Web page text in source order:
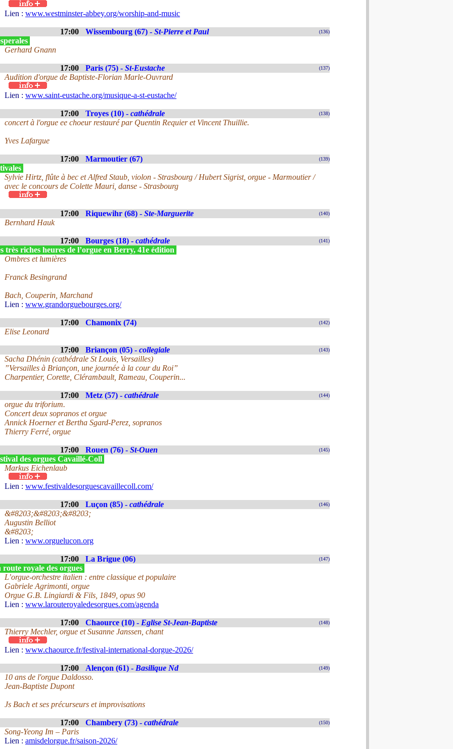
Lien : www.westminster-abbey.org/worship-and-music
17:00 Wissembourg (67) - St-Pierre et Paul (136)
Gerhard Gnann
17:00 Paris (75) - St-Eustache (137)
Audition d'orgue de Baptiste-Florian Marle-Ouvrard
Lien : www.saint-eustache.org/musique-a-st-eustache/
17:00 Troyes (10) - cathédrale (138)
concert à l'orgue ee choeur restauré par Quentin Requier et Vincent Thuillie.
Yves Lafargue
17:00 Marmoutier (67) (139)
Sylvie Hirtz, flûte à bec et Alfred Staub, violon - Strasbourg / Hubert Sigrist, orgue - Marmoutier /
avec le concours de Colette Mauri, danse - Strasbourg
17:00 Riquewihr (68) - Ste-Marguerite (140)
Bernhard Hauk
17:00 Bourges (18) - cathédrale (141)
très riches heures de l’orgue en Berry, 41e édition
Ombres et lumières
Franck Besingrand
Bach, Couperin, Marchand
Lien : www.grandorguebourges.org/
17:00 Chamonix (74) (142)
Elise Leonard
17:00 Briançon (05) - collegiale (143)
Sacha Dhénin (cathédrale St Louis, Versailles)
”Versailles à Briançon, une journée à la cour du Roi”
Charpentier, Corette, Clérambault, Rameau, Couperin...
17:00 Metz (57) - cathédrale (144)
orgue du triforium.
Concert deux sopranos et orgue
Annick Hoerner et Bertha Sgard-Perez, sopranos
Thierry Ferré, orgue
17:00 Rouen (76) - St-Ouen (145)
des orgues Cavaillé-Coll
Markus Eichenlaub
Lien : www.festivaldesorguescavaillecoll.com/
17:00 Luçon (85) - cathédrale (146)
&#8203;&#8203;&#8203;
Augustin Belliot
&#8203;
Lien : www.orguelucon.org
17:00 La Brigue (06) (147)
royale des orgues
L’orgue-orchestre italien : entre classique et populaire
Gabriele Agrimonti, orgue
Orgue G.B. Lingiardi & Fils, 1849, opus 90
Lien : www.larouteroyaledesorgues.com/agenda
17:00 Chaource (10) - Eglise St-Jean-Baptiste (148)
Thierry Mechler, orgue et Susanne Janssen, chant
Lien : www.chaource.fr/festival-international-dorgue-2026/
17:00 Alençon (61) - Basilique Nd (149)
10 ans de l'orgue Daldosso.
Jean-Baptiste Dupont
Js Bach et ses précurseurs et improvisations
17:00 Chambery (73) - cathédrale (150)
Song-Yeong Im – Paris
Lien : amisdelorgue.fr/saison-2026/